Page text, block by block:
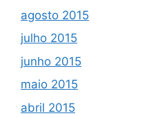
agosto 2015
julho 2015
junho 2015
maio 2015
abril 2015